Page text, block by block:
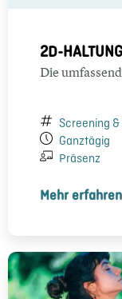
2D-
Die
Screening
Ganztägig
Präsenz
Mehr erfahren